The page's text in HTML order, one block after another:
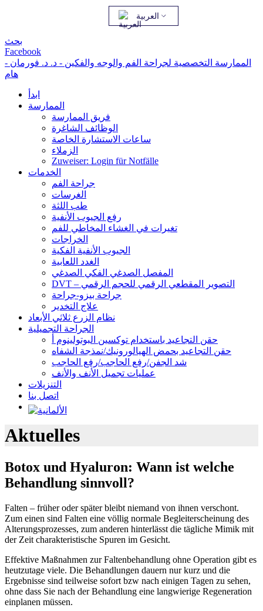
العربية
بحث
Facebook
الممارسة التخصصية لجراحة الفم والوجه والفكين - د. د. فورمان -
هام
ابدأ
الممارسة
فريق الممارسة
الوظائف الشاغرة
ساعات الاستشارة الخاصة
الزملاء
Zuweiser: Login für Notfälle
الخدمات
جراحة الفم
الغرسات
طب اللثة
رفع الجيوب الأنفية
تغيرات في الغشاء المخاطي للفم
الخراجات
الجيوب الأنفية الفكية
الغدد اللعابية
المفصل الصدغي الفكي الصدغي
DVT – التصوير المقطعي الرقمي للحجم الرقمي
جراحة بيزو-جراحة
علاج التخدير
نظام الزرع ثلاثي الأبعاد
الجراحة التجميلية
حقن التجاعيد باستخدام توكسين البوتولينوم أ
حقن التجاعيد بحمض الهيالورونيك/نمذجة الشفاه
شد الجفن/رفع الحاجب/رفع الحاجب
عمليات تجميل الأنف والأنف
التنزيلات
اتصل بنا
Aktuelles
Botox und Hyaluron: Wann ist welche
Behandlung sinnvoll?
Falten – früher oder später bleibt niemand von ihnen verschont.
Zum einen sind Falten eine völlig normale Begleiterscheinung des
Alterungsprozesses, zum anderen hinterlässt die tägliche Mimik mit
der Zeit charakteristische Spuren im Gesicht.
Effektive Maßnahmen zur Faltenbehandlung ohne Operation gibt es
heutzutage viele. Die Behandlungen dauern nur kurz und die
Ergebnisse sind teilweise sofort bzw nach einigen Tagen zu sehen,
ohne dass Sie nach der Behandlung eine langwierige Regeneration
einplanen müssen.